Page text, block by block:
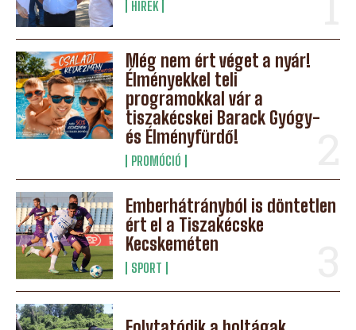
HÍREK
Még nem ért véget a nyár!
Élményekkel teli
programokkal vár a
tiszakécskei Barack Gyógy-
és Élményfürdő!
PROMÓCIÓ
Emberhátrányból is döntetlen
ért el a Tiszakécske
Kecskeméten
SPORT